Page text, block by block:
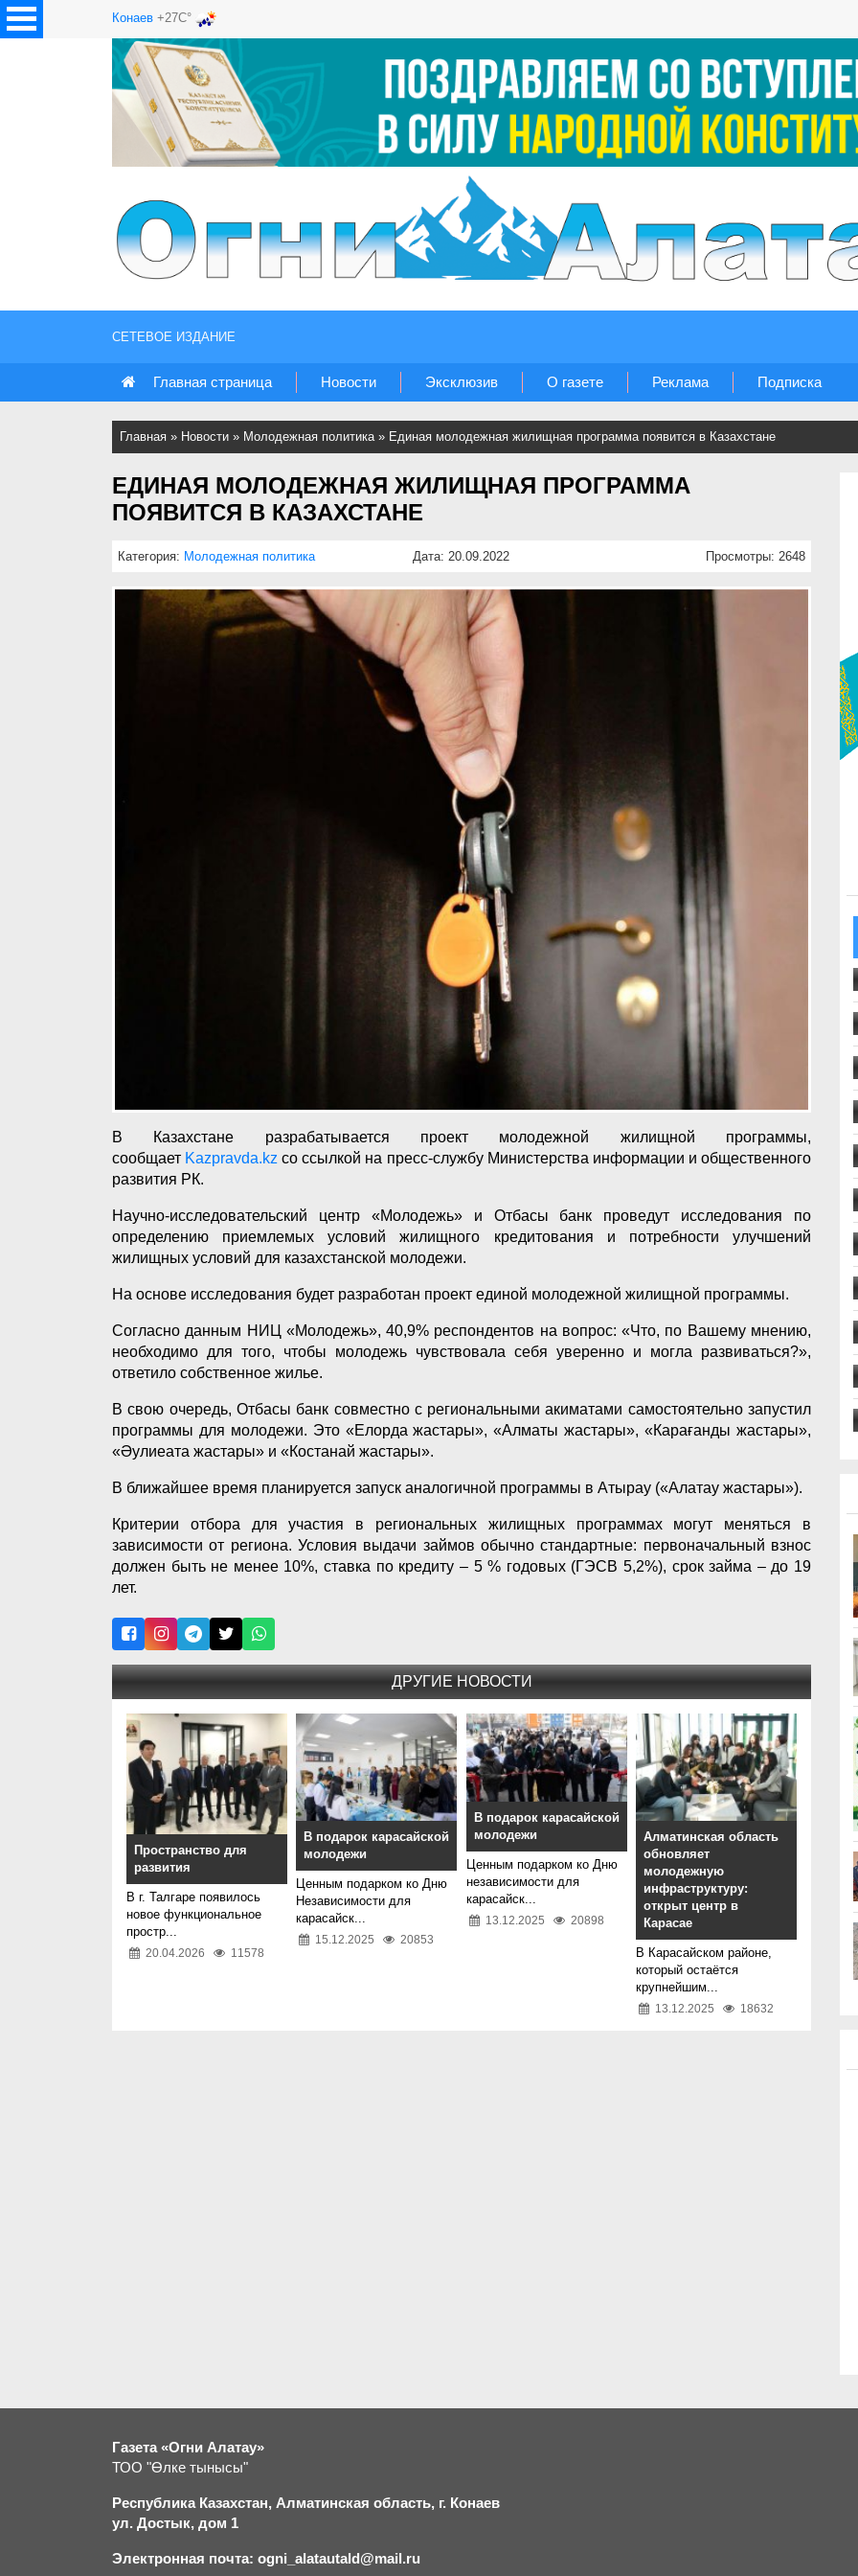
Конаев +27C°
СЕТЕВОЕ ИЗДАНИЕ
Главная страница Новости Эксклюзив О газете Реклама Подписка
Главная » Новости » Молодежная политика » Единая молодежная жилищная программа появится в Казахстане
ЕДИНАЯ МОЛОДЕЖНАЯ ЖИЛИЩНАЯ ПРОГРАММА
ПОЯВИТСЯ В КАЗАХСТАНЕ
Категория: Молодежная политика Дата: 20.09.2022 Просмотры: 2648
В Казахстане разрабатывается проект молодежной жилищной программы,
сообщает Kazpravda.kz со ссылкой на пресс-службу Министерства информации и общественного
развития РК.
Научно-исследовательский центр «Молодежь» и Отбасы банк проведут исследования по
определению приемлемых условий жилищного кредитования и потребности улучшений
жилищных условий для казахстанской молодежи.
На основе исследования будет разработан проект единой молодежной жилищной программы.
Согласно данным НИЦ «Молодежь», 40,9% респондентов на вопрос: «Что, по Вашему мнению,
необходимо для того, чтобы молодежь чувствовала себя уверенно и могла развиваться?»,
ответило собственное жилье.
В свою очередь, Отбасы банк совместно с региональными акиматами самостоятельно запустил
программы для молодежи. Это «Елорда жастары», «Алматы жастары», «Карағанды жастары»,
«Әулиеата жастары» и «Костанай жастары».
В ближайшее время планируется запуск аналогичной программы в Атырау («Алатау жастары»).
Критерии отбора для участия в региональных жилищных программах могут меняться в
зависимости от региона. Условия выдачи займов обычно стандартные: первоначальный взнос
должен быть не менее 10%, ставка по кредиту – 5 % годовых (ГЭСВ 5,2%), срок займа – до 19
лет.
ДРУГИЕ НОВОСТИ
Пространство для
развития
В г. Талгаре появилось
новое функциональное
простр...
20.04.2026 11578
В подарок карасайской
молодежи
Ценным подарком ко Дню
Независимости для
карасайск...
15.12.2025 20853
В подарок карасайской
молодежи
Ценным подарком ко Дню
независимости для
карасайск...
13.12.2025 20898
Алматинская область
обновляет
молодежную
инфраструктуру:
открыт центр в
Карасае
В Карасайском районе,
который остаётся
крупнейшим...
13.12.2025 18632
Газета «Огни Алатау»
ТОО "Өлке тынысы"
Республика Казахстан, Алматинская область, г. Конаев
ул. Достык, дом 1
Электронная почта: ogni_alatautald@mail.ru